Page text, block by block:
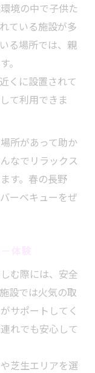
境の中で子供た
ている施設が多
る場所では、親
。
くに設置されて
て利用できま
所があって助か
なでリラックス
す。春の長野
ーベキューをぜ
む際には、安全
設では火気の取
サポートしてく
れでも安心して
芝生エリアを選